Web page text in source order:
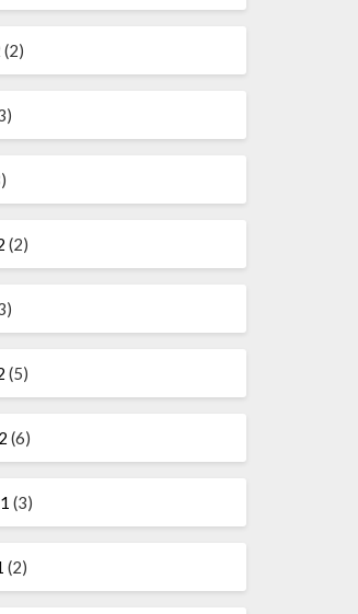
(2)
(2)
(5)
(6)
(3)
(2)